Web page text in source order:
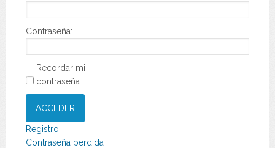
Contraseña:
Recordar mi
contraseña
ACCEDER
Registro
Contraseña perdida